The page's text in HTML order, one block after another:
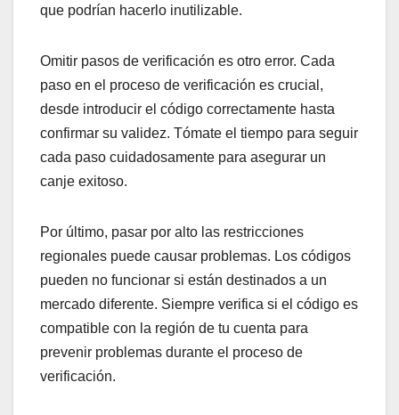
que podrían hacerlo inutilizable.
Omitir pasos de verificación es otro error. Cada
paso en el proceso de verificación es crucial,
desde introducir el código correctamente hasta
confirmar su validez. Tómate el tiempo para seguir
cada paso cuidadosamente para asegurar un
canje exitoso.
Por último, pasar por alto las restricciones
regionales puede causar problemas. Los códigos
pueden no funcionar si están destinados a un
mercado diferente. Siempre verifica si el código es
compatible con la región de tu cuenta para
prevenir problemas durante el proceso de
verificación.